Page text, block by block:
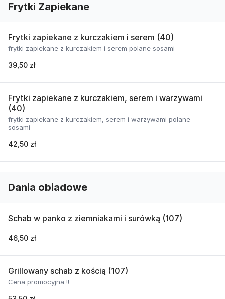
Frytki Zapiekane
Frytki zapiekane z kurczakiem i serem (40)
frytki zapiekane z kurczakiem i serem polane sosami
39,50 zł
Frytki zapiekane z kurczakiem, serem i warzywami
(40)
frytki zapiekane z kurczakiem, serem i warzywami polane
sosami
42,50 zł
Dania obiadowe
Schab w panko z ziemniakami i surówką (107)
46,50 zł
Grillowany schab z kością (107)
Cena promocyjna !!